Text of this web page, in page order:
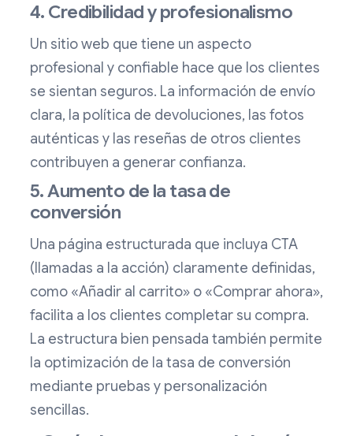
4. Credibilidad y profesionalismo
Un sitio web que tiene un aspecto
profesional y confiable hace que los clientes
se sientan seguros. La información de envío
clara, la política de devoluciones, las fotos
auténticas y las reseñas de otros clientes
contribuyen a generar confianza.
5. Aumento de la tasa de
conversión
Una página estructurada que incluya CTA
(llamadas a la acción) claramente definidas,
como «Añadir al carrito» o «Comprar ahora»,
facilita a los clientes completar su compra.
La estructura bien pensada también permite
la optimización de la tasa de conversión
mediante pruebas y personalización
sencillas.